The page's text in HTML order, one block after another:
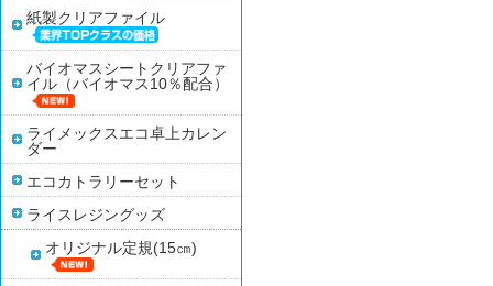
紙製クリアファイル
バイオマスシートクリアファ
イル（バイオマス10％配合）
ライメックスエコ卓上カレン
ダー
エコカトラリーセット
ライスレジングッズ
オリジナル定規(15㎝)